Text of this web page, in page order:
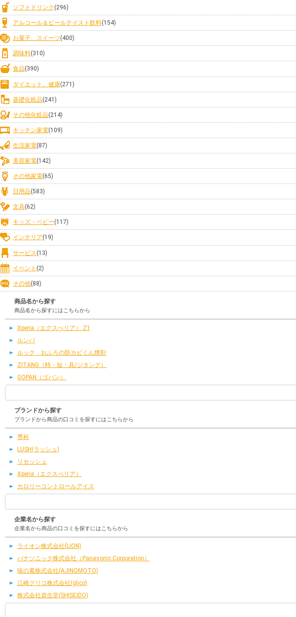
ソフトドリンク (296)
アルコール＆ビールテイスト飲料(154)
お菓子、スイーツ(400)
調味料(310)
食品(390)
ダイエット、健康(271)
基礎化粧品(241)
その他化粧品(214)
キッチン家電(109)
生活家電(87)
美容家電(142)
その他家電(65)
日用品(583)
文具(62)
キッズ・ベビー(117)
インテリア(19)
サービス (13)
イベント (2)
その他(88)
商品名から探す
商品名から探すにはこちらから
Xperia（エクスぺリア） Z1
ルンバ
ルック おふろの防カビくん煙剤
ZITANG（時・短・具/ジタング）
GOPAN（ゴパン）
ブランドから探す
ブランドから商品の口コミを探すにはこちらから
専科
LUSH(ラッシュ)
リセッシュ
Xperia（エクスぺリア）
カロリーコントロールアイス
企業名から探す
企業名から商品の口コミを探すにはこちらから
ライオン株式会社(LION)
パナソニック株式会社（Panasonic Corporation）
味の素株式会社(AJINOMOTO)
江崎グリコ株式会社(glico)
株式会社資生堂(SHISEIDO)